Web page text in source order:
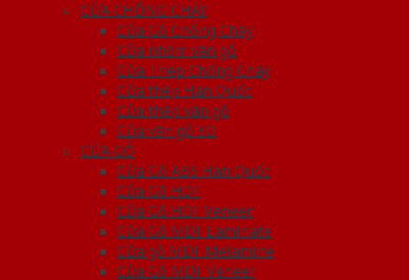
CỬA CHỐNG CHÁY
Cửa Gỗ Chống Cháy
Cửa nhôm vân gỗ
Cửa Thép Chống Cháy
Cửa thép Hàn Quốc
Cửa thép vân gỗ
Cửa vân gỗ 5D
CỬA GỖ
Cửa Gỗ ABS Hàn Quốc
Cửa Gỗ HDF
Cửa Gỗ HDF Veneer
Cửa Gỗ MDF Laminate
Cửa gỗ MDF Melamine
Cửa Gỗ MDF Veneer